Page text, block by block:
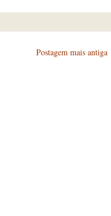
Postagem mais antiga